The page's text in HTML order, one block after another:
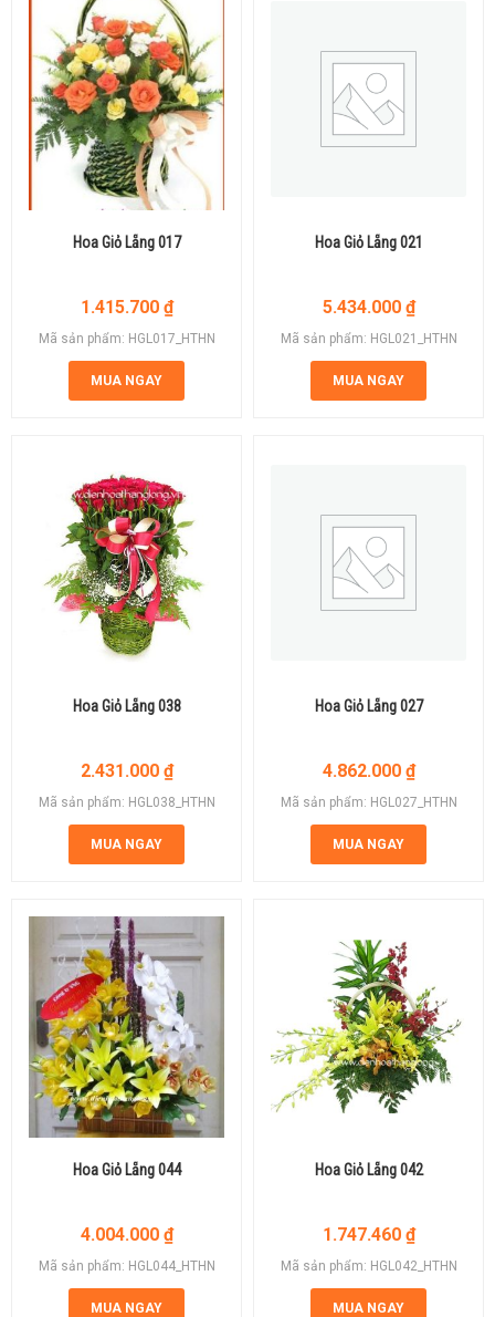
Hoa Giỏ Lẵng 017
1.415.700 ₫
Mã sản phẩm: HGL017_HTHN
MUA NGAY
Hoa Giỏ Lẵng 021
5.434.000 ₫
Mã sản phẩm: HGL021_HTHN
MUA NGAY
Hoa Giỏ Lẵng 038
2.431.000 ₫
Mã sản phẩm: HGL038_HTHN
MUA NGAY
Hoa Giỏ Lẵng 027
4.862.000 ₫
Mã sản phẩm: HGL027_HTHN
MUA NGAY
Hoa Giỏ Lẵng 044
4.004.000 ₫
Mã sản phẩm: HGL044_HTHN
MUA NGAY
Hoa Giỏ Lẵng 042
1.747.460 ₫
Mã sản phẩm: HGL042_HTHN
MUA NGAY